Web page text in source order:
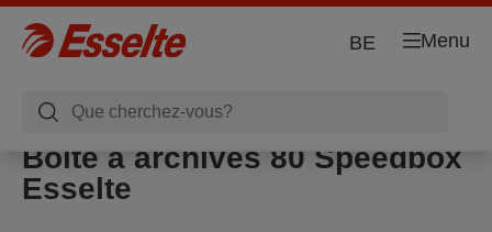
Menu
BE
Boîte à archives 80 Speedbox
Esselte